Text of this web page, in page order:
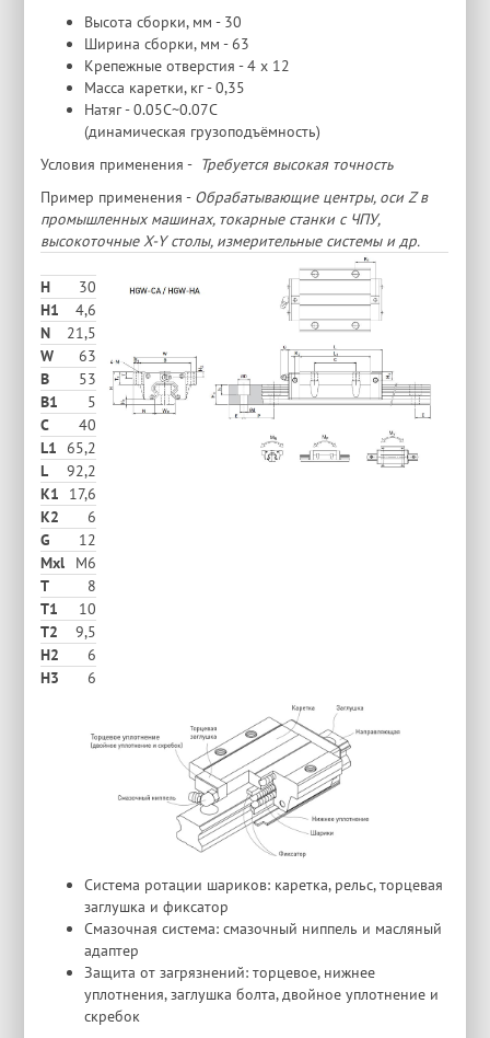
Высота сборки, мм - 30
Ширина сборки, мм - 63
Крепежные отверстия - 4 х 12
Масса каретки, кг - 0,35
Натяг - 0.05C~0.07C
(динамическая грузоподъёмность)
Условия применения - Требуется высокая точность
Пример применения - Обрабатывающие центры, оси Z в
промышленных машинах, токарные станки с ЧПУ,
высокоточные X-Y столы, измерительные системы и др.
H
30
H1
4,6
N
21,5
W
63
В
53
B1
5
C
40
L1 65,2
L
92,2
K1
17,6
K2
6
G
12
Mxl
M6
T
8
T1
10
T2
9,5
H2
6
Н3
6
Система ротации шариков: каретка, рельс, торцевая
заглушка и фиксатор
Смазочная система: смазочный ниппель и масляный
адаптер
Защита от загрязнений: торцевое, нижнее
уплотнения, заглушка болта, двойное уплотнение и
скребок